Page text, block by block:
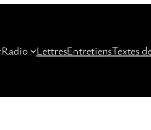
Radio LettresEntretiensTextes